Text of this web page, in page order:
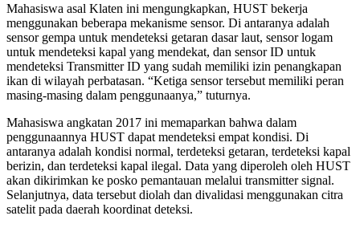
Mahasiswa asal Klaten ini mengungkapkan, HUST bekerja
menggunakan beberapa mekanisme sensor. Di antaranya adalah
sensor gempa untuk mendeteksi getaran dasar laut, sensor logam
untuk mendeteksi kapal yang mendekat, dan sensor ID untuk
mendeteksi Transmitter ID yang sudah memiliki izin penangkapan
ikan di wilayah perbatasan. “Ketiga sensor tersebut memiliki peran
masing-masing dalam penggunaanya,” tuturnya.
Mahasiswa angkatan 2017 ini memaparkan bahwa dalam
penggunaannya HUST dapat mendeteksi empat kondisi. Di
antaranya adalah kondisi normal, terdeteksi getaran, terdeteksi kapal
berizin, dan terdeteksi kapal ilegal. Data yang diperoleh oleh HUST
akan dikirimkan ke posko pemantauan melalui transmitter signal.
Selanjutnya, data tersebut diolah dan divalidasi menggunakan citra
satelit pada daerah koordinat deteksi.